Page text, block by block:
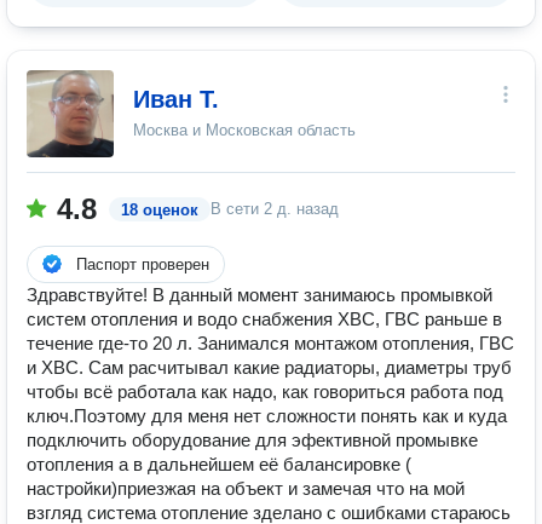
Иван Т.
Москва и Московская область
4.8 18 оценок В сети 2 д. назад
Паспорт проверен
Здравствуйте! В данный момент занимаюсь промывкой
систем отопления и водо снабжения ХВС, ГВС раньше в
течение где-то 20 л. Занимался монтажом отопления, ГВС
и ХВС. Сам расчитывал какие радиаторы, диаметры труб
чтобы всё работала как надо, как говориться работа под
ключ.Поэтому для меня нет сложности понять как и куда
подключить оборудование для эфективной промывке
отопления а в дальнейшем её балансировке (
настройки)приезжая на объект и замечая что на мой
взгляд система отопление зделано с ошибками стараюсь